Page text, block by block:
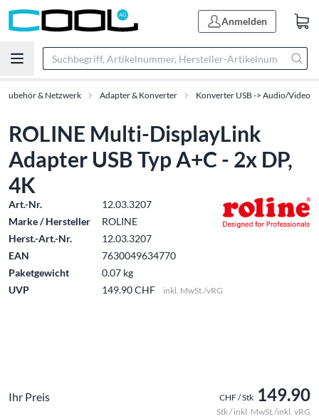
Anmelden
Zubehör & Netzwerk Adapter & Konverter Konverter USB -> Audio/Video
ROLINE Multi-DisplayLink
Adapter USB Typ A+C - 2x DP,
4K
Art.-Nr.
12.03.3207
Marke / Hersteller
ROLINE
Herst.-Art.-Nr.
12.03.3207
EAN
7630049634770
Paketgewicht
0.07 kg
UVP
149.90 CHF inkl. MwSt./vRG
Ihr Preis CHF / Stk 149.90
Stk / inkl. MwSt./inkl. vRG